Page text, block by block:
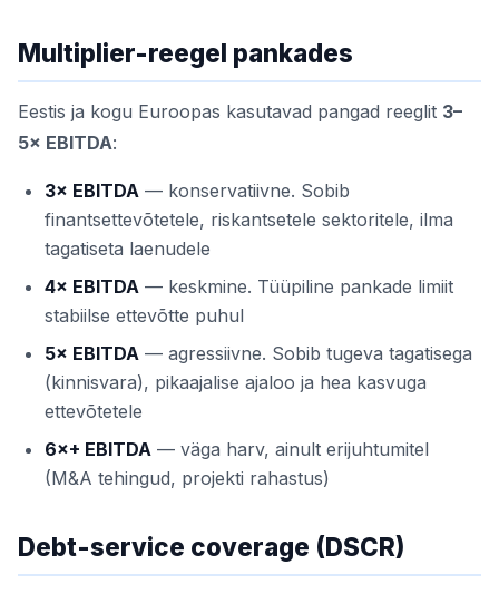
Multiplier-reegel pankades
Eestis ja kogu Euroopas kasutavad pangad reeglit 3–
5× EBITDA:
3× EBITDA — konservatiivne. Sobib
finantsettevõtetele, riskantsetele sektoritele, ilma
tagatiseta laenudele
4× EBITDA — keskmine. Tüüpiline pankade limiit
stabiilse ettevõtte puhul
5× EBITDA — agressiivne. Sobib tugeva tagatisega
(kinnisvara), pikaajalise ajaloo ja hea kasvuga
ettevõtetele
6×+ EBITDA — väga harv, ainult erijuhtumitel
(M&A tehingud, projekti rahastus)
Debt-service coverage (DSCR)